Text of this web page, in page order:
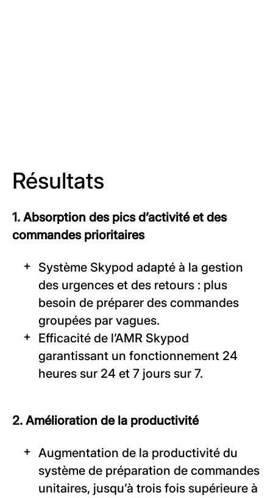
Résultats
1. Absorption des pics d’activité et des
commandes prioritaires
Système Skypod adapté à la gestion
des urgences et des retours : plus
besoin de préparer des commandes
groupées par vagues.
Efficacité de l’AMR Skypod
garantissant un fonctionnement 24
heures sur 24 et 7 jours sur 7.
2. Amélioration de la productivité
Augmentation de la productivité du
système de préparation de commandes
unitaires, jusqu’à trois fois supérieure à